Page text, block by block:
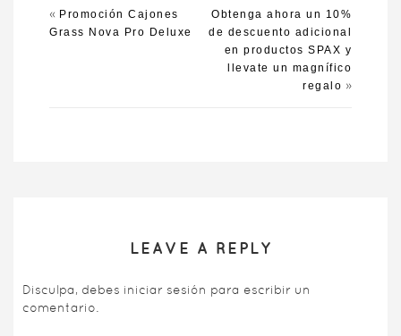
« Promoción Cajones
Grass Nova Pro Deluxe
Obtenga ahora un 10%
de descuento adicional
en productos SPAX y
llevate un magnífico
regalo »
LEAVE A REPLY
Disculpa, debes iniciar sesión para escribir un
comentario.